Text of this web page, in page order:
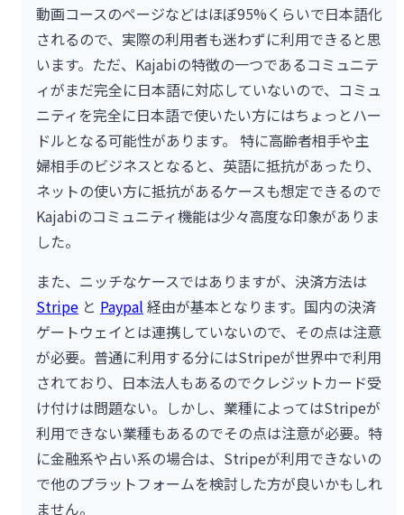
動画コースのページなどはほぼ95%くらいで日本語化
されるので、実際の利用者も迷わずに利用できると思
います。ただ、Kajabiの特徴の一つであるコミュニテ
ィがまだ完全に日本語に対応していないので、コミュ
ニティを完全に日本語で使いたい方にはちょっとハー
ドルとなる可能性があります。 特に高齢者相手や主
婦相手のビジネスとなると、英語に抵抗があったり、
ネットの使い方に抵抗があるケースも想定できるので
Kajabiのコミュニティ機能は少々高度な印象がありま
した。
また、ニッチなケースではありますが、決済方法は
Stripe と Paypal 経由が基本となります。国内の決済
ゲートウェイとは連携していないので、その点は注意
が必要。普通に利用する分にはStripeが世界中で利用
されており、日本法人もあるのでクレジットカード受
け付けは問題ない。しかし、業種によってはStripeが
利用できない業種もあるのでその点は注意が必要。特
に金融系や占い系の場合は、Stripeが利用できないの
で他のプラットフォームを検討した方が良いかもしれ
ません。